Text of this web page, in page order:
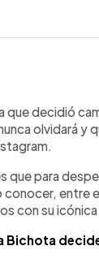
que decidió
olvidará y
que para
conocer, entre
con su icónica
Bichota